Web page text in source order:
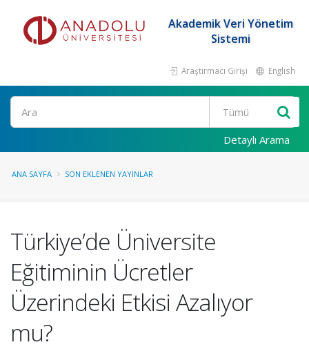
Akademik Veri Yönetim
Sistemi
Araştırmacı Girişi English
Ara
Detaylı Arama
ANA SAYFA SON EKLENEN YAYINLAR
Türkiye’de Üniversite
Eğitiminin Ücretler
Üzerindeki Etkisi Azalıyor
mu?